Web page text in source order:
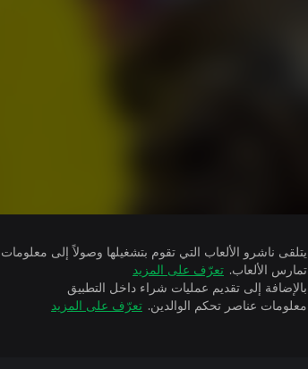
تمارس الألعاب. تعرّف على المزيد
بالإضافة إلى تقديم عمليات شراء داخل التطبيق
معلومات عناصر تحكم الوالدين. تعرّف على المزيد